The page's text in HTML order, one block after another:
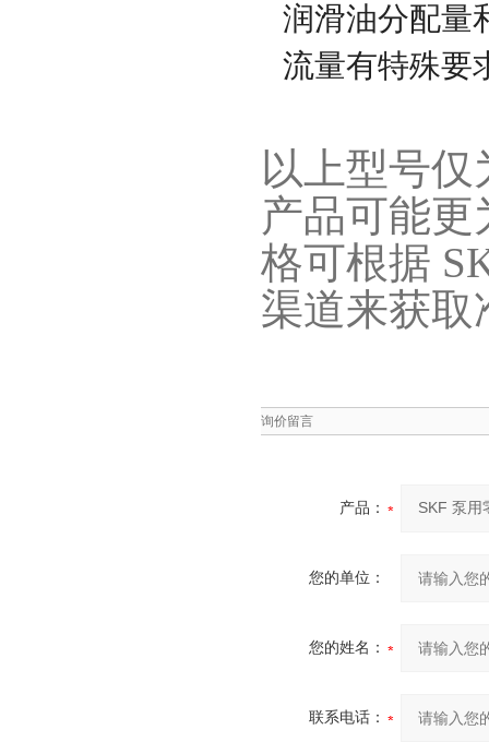
润滑油分配量
流量有特殊要
以上型号仅
产品可能
格可根据
渠道来获取
询价留言
产品：
您的单位：
您的姓名：
联系电话：